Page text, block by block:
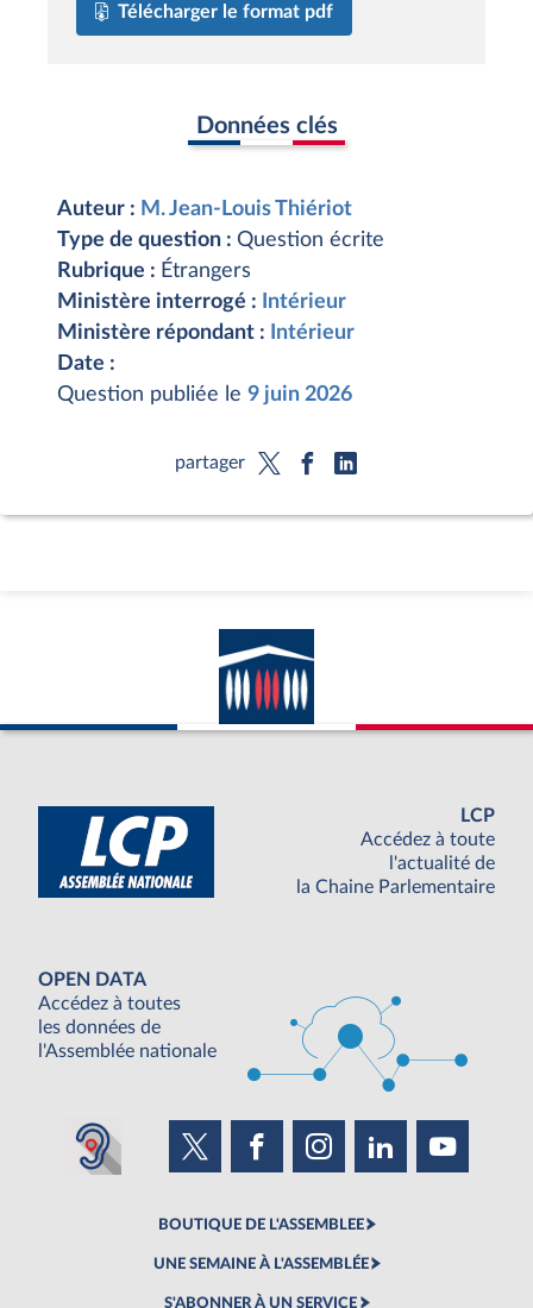
Télécharger le format pdf
Données clés
Auteur : M. Jean-Louis Thiériot
Type de question : Question écrite
Rubrique : Étrangers
Ministère interrogé :
Intérieur
Ministère répondant :
Intérieur
Date :
Question publiée le 9 juin 2026
partager
LCP
Accédez à toute
l'actualité de
la Chaine Parlementaire
OPEN DATA
Accédez à toutes
les données de
l'Assemblée nationale
BOUTIQUE DE L'ASSEMBLEE
UNE SEMAINE À L'ASSEMBLÉE
S'ABONNER À UN SERVICE